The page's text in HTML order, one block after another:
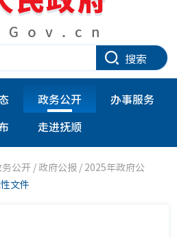
搜索
政务公开
办事服务
走进抚顺
公开 /政府公报 / 2025年政府公
文件